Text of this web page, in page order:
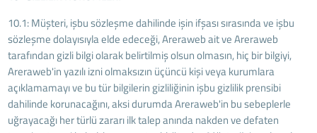
10.1: Müşteri, işbu sözleşme dahilinde işin ifşası sırasında ve işbu
sözleşme dolayısıyla elde edeceği, Areraweb ait ve Areraweb
tarafından gizli bilgi olarak belirtilmiş olsun olmasın, hiç bir bilgiyi,
Areraweb'in yazılı izni olmaksızın üçüncü kişi veya kurumlara
açıklamamayı ve bu tür bilgilerin gizliliğinin işbu gizlilik prensibi
dahilinde korunacağını, aksi durumda Areraweb'in bu sebeplerle
uğrayacağı her türlü zararı ilk talep anında nakden ve defaten